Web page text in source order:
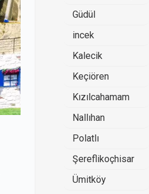
Güdül
incek
Kalecik
Keçiören
Kızılcahamam
Nallıhan
Polatlı
Şereflikoçhisar
Ümitköy